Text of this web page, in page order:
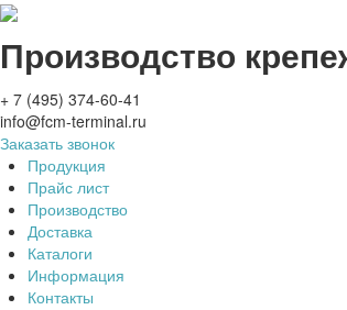
Производство
+ 7 (495) 374-60-41
info@fcm-terminal.ru
Заказать звонок
Продукция
Прайс лист
Производство
Доставка
Каталоги
Информация
Контакты